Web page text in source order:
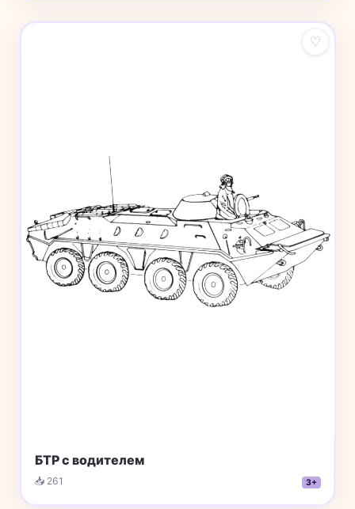
♡
БТР с водителем
📥 261 3+